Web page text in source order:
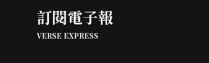
訂閱電子報
VERSE EXPRESS